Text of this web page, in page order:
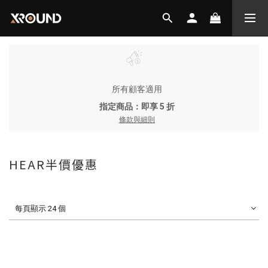
所有顧客適用
指定商品：即享 5 折
條款與細則
HEAR半價優惠
每頁顯示 24 個